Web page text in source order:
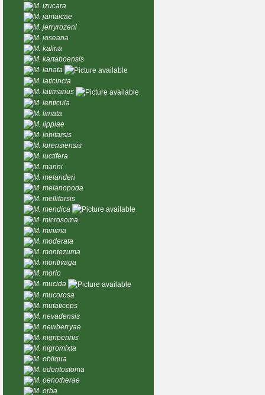
M. izucara
M. jamaicae
M. jerryrozeni
M. joseana
M. kalina
M. kartaboensis
M. lanata
M. laticincta
M. latimanus
M. lenticula
M. limata
M. lippiae
M. lobitarsis
M. lorensiensis
M. luctifera
M. manni
M. melanderi
M. melanopoda
M. mellitarsis
M. mendica
M. microsoma
M. minima
M. moderata
M. montezuma
M. montivaga
M. morio
M. mucida
M. mucorosa
M. mutaticeps
M. nevadensis
M. newberryae
M. nigripennis
M. nigromixta
M. obliqua
M. odontostoma
M. oenotherae
M. orba